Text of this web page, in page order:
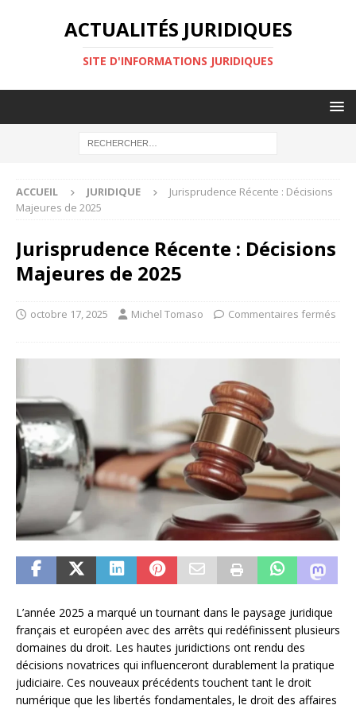
ACTUALITÉS JURIDIQUES
SITE D'INFORMATIONS JURIDIQUES
ACCUEIL JURIDIQUE
Jurisprudence Récente : Décisions
Majeures de 2025
Jurisprudence Récente : Décisions
Majeures de 2025
octobre 17, 2025 Michel Tomaso Commentaires fermés
L’année 2025 a marqué un tournant dans le paysage juridique
français et européen avec des arrêts qui redéfinissent plusieurs
domaines du droit. Les hautes juridictions ont rendu des
décisions novatrices qui influenceront durablement la pratique
judiciaire. Ces nouveaux précédents touchent tant le droit
numérique que les libertés fondamentales, le droit des affaires